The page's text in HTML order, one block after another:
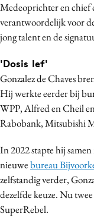
Artificial Intelligence
Bureaus
Carriere
Contentmarketing
Craft
Customer Experience
Design
Digital transformation
Diversiteit
Effectiviteit
Medeoprichter en chief
verantwoordelijk voor
jong talent en de
'Dosis lef'
Gonzalez de Chaves
Hij werkte eerder bij
WPP, Alfred en Cheil
Rabobank, Mitsubishi
In 2022 stapte hij
nieuwebureau
zelfstandig verder,
dezelfde keuze. Nu
SuperRebel.